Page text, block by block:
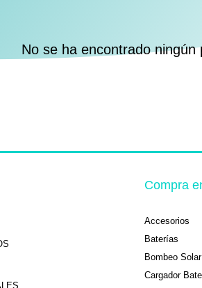
No se ha encontrado ningún
Compra
Accesorios
Baterías
Bombeo Solar
Cargador